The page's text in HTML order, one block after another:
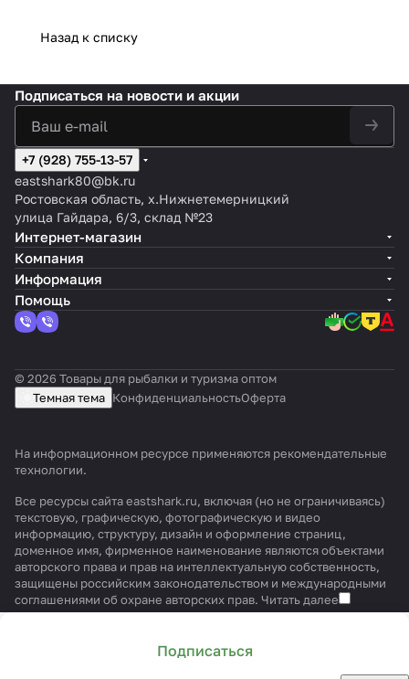
Назад к списку
Подписаться
Подписаться на новости и акции
+7 (928) 755-13-57
eastshark80@bk.ru
Ростовская область, х.Нижнетемерницкий
улица Гайдара, 6/3, склад №23
Интернет-магазин
Компания
Информация
Помощь
© 2026 Товары для рыбалки и туризма оптом
Темная тема КонфиденциальностьОферта
На информационном ресурсе применяются рекомендательные
технологии.
Все ресурсы сайта eastshark.ru, включая (но не ограничиваясь)
текстовую, графическую, фотографическую и видео
информацию, структуру, дизайн и оформление страниц,
доменное имя, фирменное наименование являются объектами
авторского права и прав на интеллектуальную собственность,
защищены российским законодательством и международными
соглашениями об охране авторских прав. Читать далее